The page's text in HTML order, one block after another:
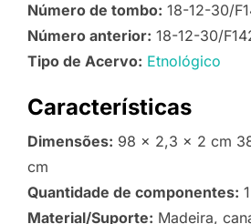
Número de tombo: 18-12-30/
Número anterior: 18-12-30/
Tipo de Acervo: Etnológico
Características
Dimensões: 98 x 2,3 x 2 cm
cm
Quantidade de componentes: 1
Material/Suporte: Madeira,